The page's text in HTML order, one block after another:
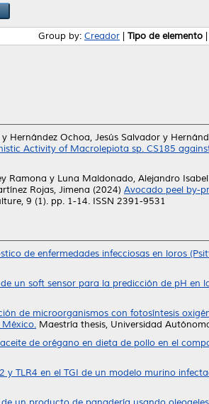
Group by: Creador Tipo de elemento
y Hernández Ochoa, Jesús Salvador y
Activity of Macrolepiota sp. CS185
Ramona y Luna Maldonado, Alejandro Isabel
Rojas, Jimena (2024) Avocado peel by-
9 (1). pp. 1-14. ISSN 2391-9531
de enfermedades infecciosas en loros
un soft sensor para la predicción de pH en
de microorganismos con fotosíntesis
Maestría thesis, Universidad
de orégano en dieta de pollo en el
y TLR4 en el TGI de un modelo murino